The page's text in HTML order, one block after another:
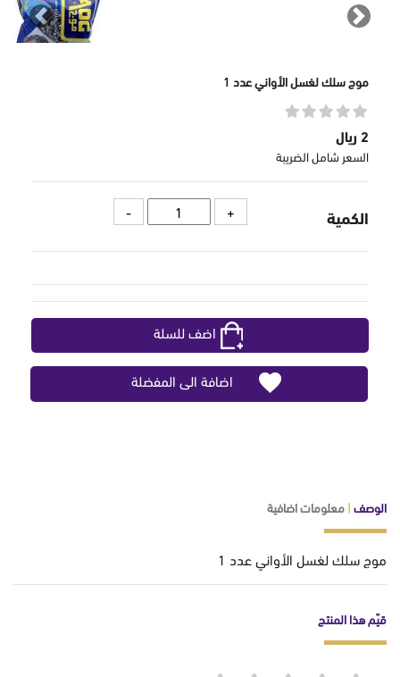
Next
موج سلك لغسل الأواني عدد 1
2 ريال
السعر شامل الضريبة
الكمية
اضف للسلة
اضافة الى المفضلة
الوصف|معلومات اضافية
موج سلك لغسل الأواني عدد 1
قيّم هذا المنتج